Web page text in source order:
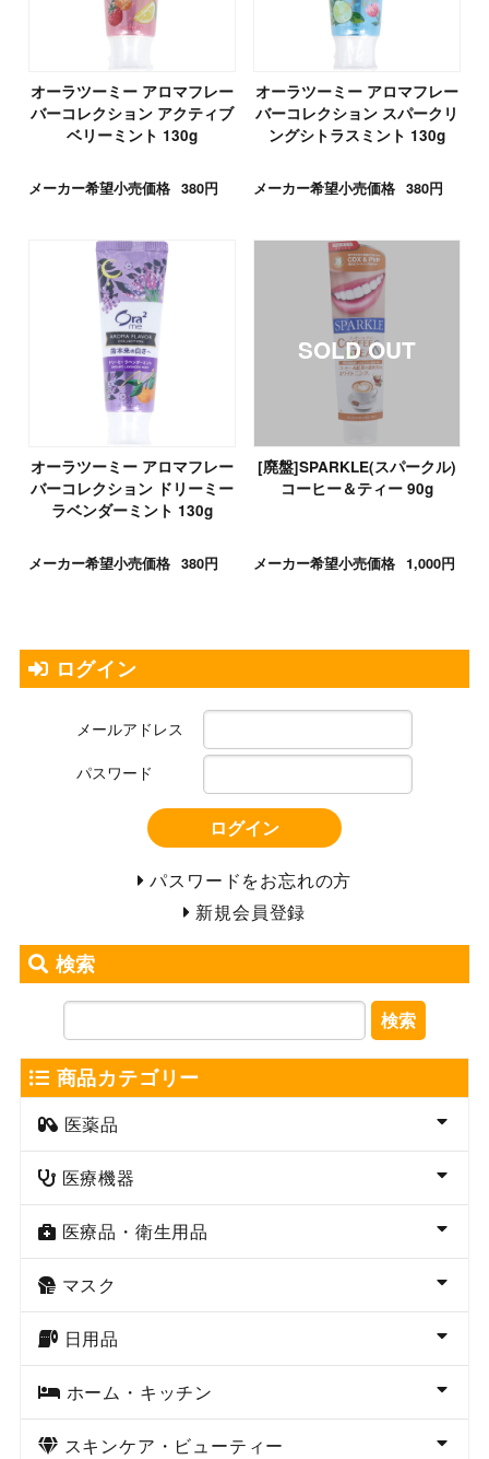
オーラツーミー アロマフレー
バーコレクション アクティブ
ベリーミント 130g
メーカー希望小売価格 380円
オーラツーミー アロマフレー
バーコレクション スパークリ
ングシトラスミント 130g
メーカー希望小売価格 380円
オーラツーミー アロマフレー
バーコレクション ドリーミー
ラベンダーミント 130g
メーカー希望小売価格 380円
[廃盤]SPARKLE(スパークル)
コーヒー＆ティー 90g
メーカー希望小売価格 1,000円
ログイン
メールアドレス
パスワード
ログイン
パスワードをお忘れの方
新規会員登録
検索
検索
商品カテゴリー
医薬品
医療機器
医療品・衛生用品
マスク
日用品
ホーム・キッチン
スキンケア・ビューティー